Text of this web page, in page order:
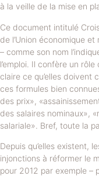
à la veille de la mise en
Ce document intitulé
de l’Union économique
– comme son nom
l’emploi. Il confère un
claire ce qu’elles doivent
ces formules bien
des prix»,
des salaires nominaux»,
salariale». Bref, toute la
Depuis qu’elles existent,
injonctions à réformer le
pour 2012 par exemple –